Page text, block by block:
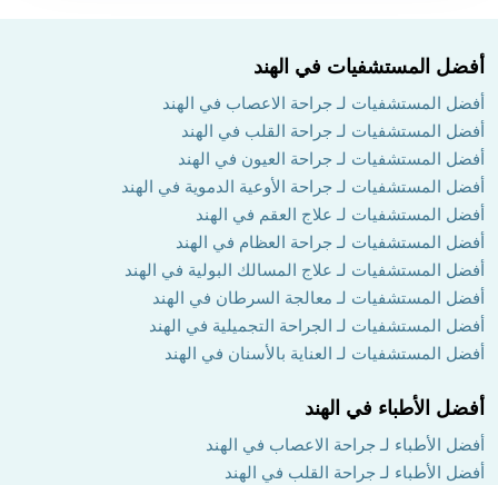
أفضل المستشفيات في الهند
أفضل المستشفيات لـ جراحة الاعصاب في الهند
أفضل المستشفيات لـ جراحة القلب في الهند
أفضل المستشفيات لـ جراحة العيون في الهند
أفضل المستشفيات لـ جراحة الأوعية الدموية في الهند
أفضل المستشفيات لـ علاج العقم في الهند
أفضل المستشفيات لـ جراحة العظام في الهند
أفضل المستشفيات لـ علاج المسالك البولية في الهند
أفضل المستشفيات لـ معالجة السرطان في الهند
أفضل المستشفيات لـ الجراحة التجميلية في الهند
أفضل المستشفيات لـ العناية بالأسنان في الهند
أفضل الأطباء في الهند
أفضل الأطباء لـ جراحة الاعصاب في الهند
أفضل الأطباء لـ جراحة القلب في الهند